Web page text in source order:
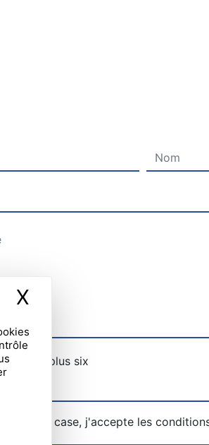
X
cinq plus six
cette case, j'accepte les